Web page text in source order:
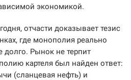
экономикой.
отчасти доказывает тезис
где монополия реально
Рынок не терпит
картеля был найден ответ:
(сланцевая нефть) и